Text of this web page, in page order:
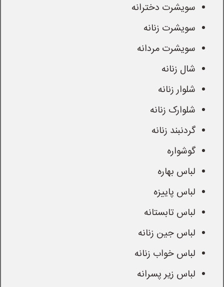
سویشرت دخترانه
سویشرت زنانه
سویشرت مردانه
شال زنانه
شلوار زنانه
شلوارک زنانه
گردنبند زنانه
گوشواره
لباس بهاره
لباس پاییزه
لباس تابستانه
لباس جین زنانه
لباس خواب زنانه
لباس زیر پسرانه